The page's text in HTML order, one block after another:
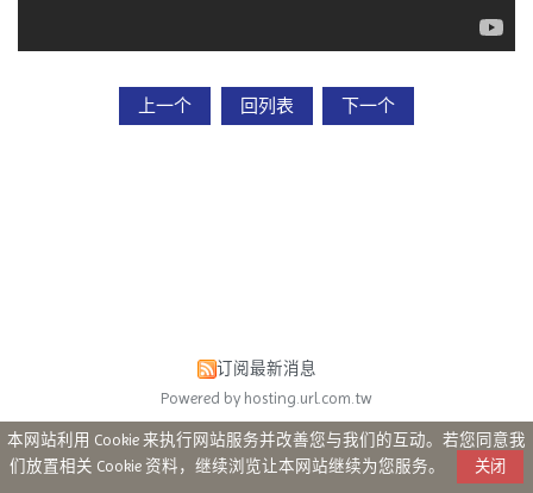
上一个 回列表 下一个
订阅最新消息
Powered by hosting.url.com.tw
本网站利用 Cookie 来执行网站服务并改善您与我们的互动。若您同意我
们放置相关 Cookie 资料，继续浏览让本网站继续为您服务。